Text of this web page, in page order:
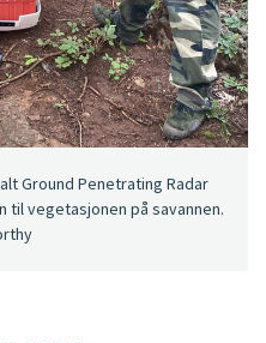
Ground Penetrating Radar
til vegetasjonen på savannen.